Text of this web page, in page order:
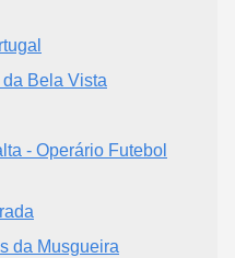
Bela Vista
- Operário Futebol
da Musgueira